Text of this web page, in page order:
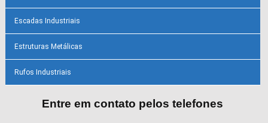
Escadas Industriais
Estruturas Metálicas
Rufos Industriais
Entre em contato pelos telefones